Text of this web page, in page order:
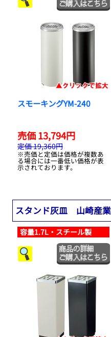
スモーキングYM-240
売価 13,794円
定価 19,360円
※売価と定価は価格が複数あ
る場合には一番低い価格が表
示されております。
スタンド灰皿 山崎産
容量1.7L・スチール製